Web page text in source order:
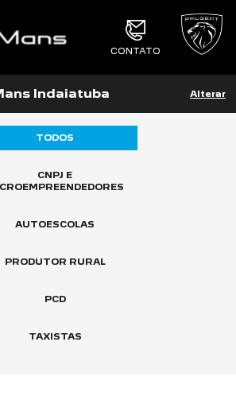
CONTATO
Indaiatuba Alterar
TODOS
CNPJ E
AUTOESCOLAS
PRODUTOR RURAL
PCD
TAXISTAS